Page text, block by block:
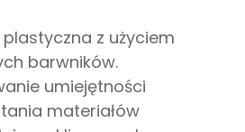
plastyczna z użyciem
barwników.
umiejętności
materiałów